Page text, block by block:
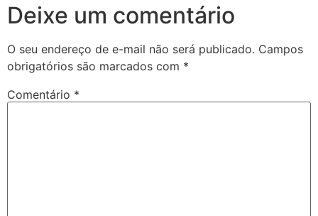
Deixe um comentário
O seu endereço de e-mail não será publicado. Campos
obrigatórios são marcados com *
Comentário *